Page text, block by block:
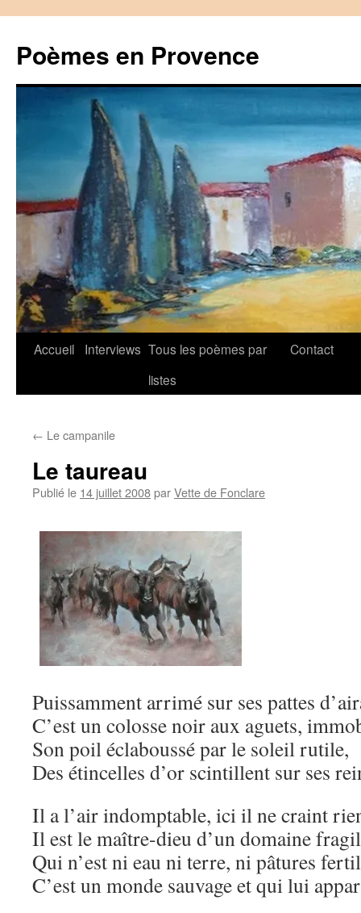
contenu
Poèmes en Provence
Accueil Interviews Tous les poèmes par
listes
Contact
← Le campanile
Le taureau
Publié le 14 juillet 2008parVette de Fonclare
Puissamment arrimé sur ses pattes
C’est un colosse noir aux aguets,
Son poil éclaboussé par le soleil rutile,
Des étincelles d’or scintillent sur ses
Il a l’air indomptable, ici il ne craint
Il est le maître-dieu d’un domaine
Qui n’est ni eau ni terre, ni pâtures
C’est un monde sauvage et qui lui